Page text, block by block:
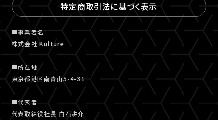
特定商取引法に基づく表示
■事業者名
株式会社 Kulture
■所在地
東京都港区南青山5-4-31
■代表者
代表取締役社長 白石耕介